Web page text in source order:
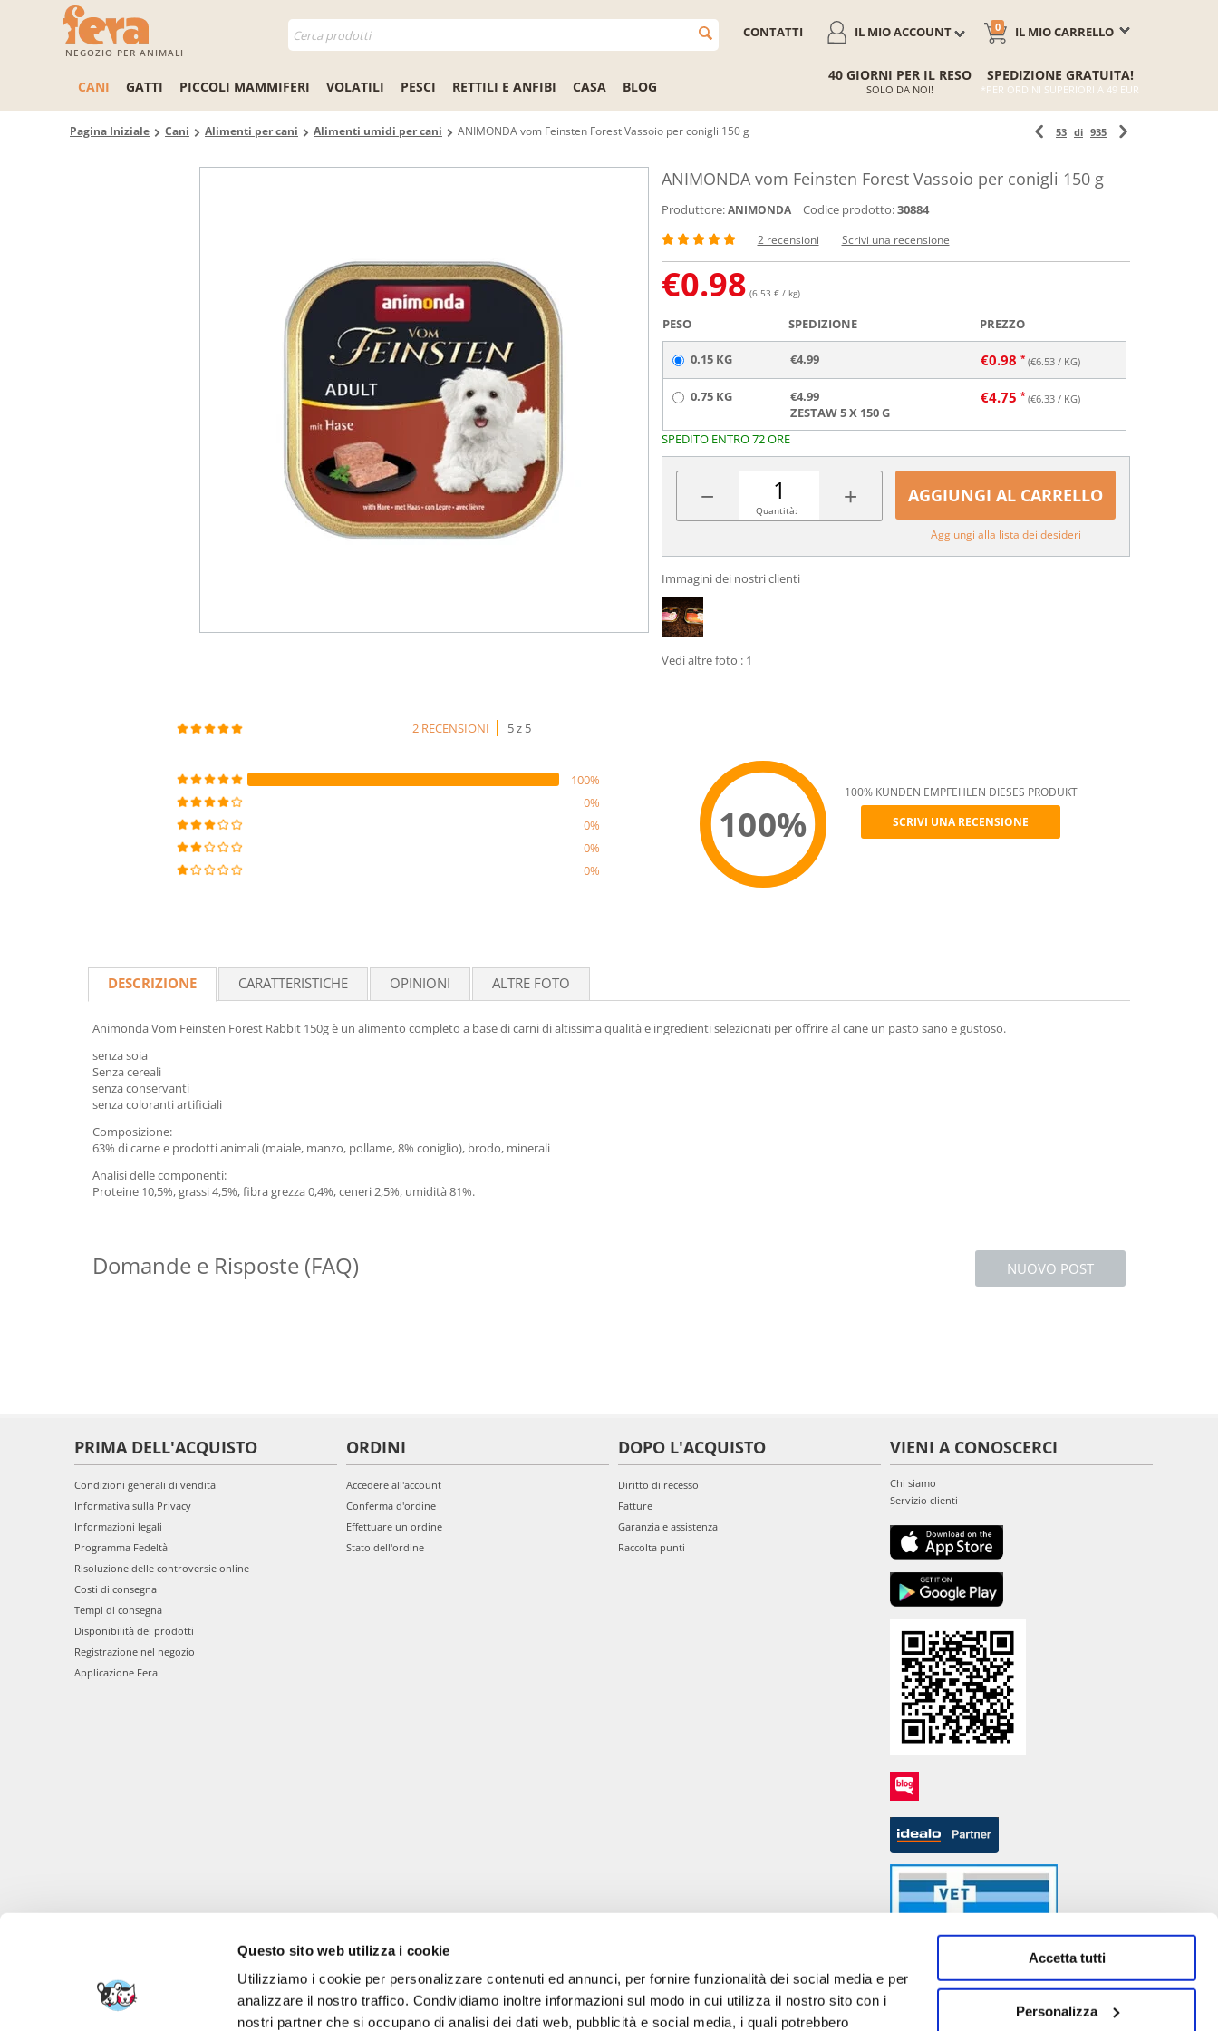
Questo sito web utilizza i cookie
Utilizziamo i cookie per personalizzare contenuti ed annunci, per fornire funzionalità dei social media e per
analizzare il nostro traffico. Condividiamo inoltre informazioni sul modo in cui utilizza il nostro sito con i
nostri partner che si occupano di analisi dei dati web, pubblicità e social media, i quali potrebbero
Accetta tutti
Personalizza
NEGOZIO PER ANIMALI
IL MIO CARRELLO
0
IL MIO ACCOUNT
CONTATTI
CANI GATTI PICCOLI MAMMIFERI VOLATILI PESCI RETTILI E ANFIBI CASA BLOG
40 GIORNI PER IL RESO
SOLO DA NOI!
SPEDIZIONE GRATUITA!
*PER ORDINI SUPERIORI A 49 EUR
Pagina Iniziale Cani Alimenti per cani Alimenti umidi per cani ANIMONDA vom Feinsten Forest Vassoio per conigli 150 g 53 di 935
ANIMONDA vom Feinsten Forest Vassoio per conigli 150 g
Produttore: ANIMONDA Codice prodotto:30884
2 recensioni Scrivi una recensione
€0.98 (6.53 € / kg)
PESO SPEDIZIONE PREZZO
0.15 KG €4.99 €0.98 (€6.53/ KG)
0.75 KG
€4.99
ZESTAW 5 X 150 G
€4.75 (€6.33/ KG)
SPEDITO ENTRO 72 ORE
− +
Quantità:
AGGIUNGI AL CARRELLO
Aggiungi alla lista dei desideri
Immagini dei nostri clienti
Vedi altre foto : 1
2 RECENSIONI 5 z 5
100%
0%
0%
0%
0%
100%
100% KUNDEN EMPFEHLEN DIESES PRODUKT
SCRIVI UNA RECENSIONE
DESCRIZIONE CARATTERISTICHE OPINIONI ALTRE FOTO
Animonda Vom Feinsten Forest Rabbit 150g è un alimento completo a base di carni di altissima qualità e ingredienti selezionati per offrire al cane un pasto sano e gustoso.
senza soia
Senza cereali
senza conservanti
senza coloranti artificiali
Composizione:
63% di carne e prodotti animali (maiale, manzo, pollame, 8% coniglio), brodo, minerali
Analisi delle componenti:
Proteine 10,5%, grassi 4,5%, fibra grezza 0,4%, ceneri 2,5%, umidità 81%.
NUOVO POST
Domande e Risposte (FAQ)
PRIMA DELL'ACQUISTO
Condizioni generali di vendita
Informativa sulla Privacy
Informazioni legali
Programma Fedeltà
Risoluzione delle controversie online
Costi di consegna
Tempi di consegna
Disponibilità dei prodotti
Registrazione nel negozio
Applicazione Fera
ORDINI
Accedere all'account
Conferma d'ordine
Effettuare un ordine
Stato dell'ordine
DOPO L'ACQUISTO
Diritto di recesso
Fatture
Garanzia e assistenza
Raccolta punti
VIENI A CONOSCERCI
Chi siamo
Servizio clienti